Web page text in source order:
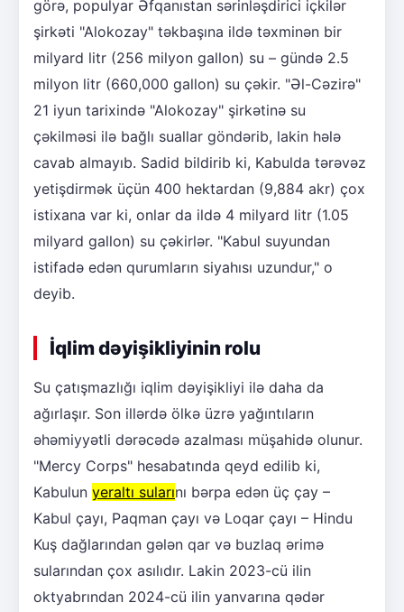
görə, populyar Əfqanıstan sərinləşdirici içkilər
şirkəti "Alokozay" təkbaşına ildə təxminən bir
milyard litr (256 milyon gallon) su – gündə 2.5
milyon litr (660,000 gallon) su çəkir. "Əl-Cəzirə"
21 iyun tarixində "Alokozay" şirkətinə su
çəkilməsi ilə bağlı suallar göndərib, lakin hələ
cavab almayıb. Sadid bildirib ki, Kabulda tərəvəz
yetişdirmək üçün 400 hektardan (9,884 akr) çox
istixana var ki, onlar da ildə 4 milyard litr (1.05
milyard gallon) su çəkirlər. "Kabul suyundan
istifadə edən qurumların siyahısı uzundur," o
deyib.
İqlim dəyişikliyinin rolu
Su çatışmazlığı iqlim dəyişikliyi ilə daha da
ağırlaşır. Son illərdə ölkə üzrə yağıntıların
əhəmiyyətli dərəcədə azalması müşahidə olunur.
"Mercy Corps" hesabatında qeyd edilib ki,
Kabulun yeraltı sularını bərpa edən üç çay –
Kabul çayı, Paqman çayı və Loqar çayı – Hindu
Kuş dağlarından gələn qar və buzlaq ərimə
sularından çox asılıdır. Lakin 2023-cü ilin
oktyabrından 2024-cü ilin yanvarına qədər